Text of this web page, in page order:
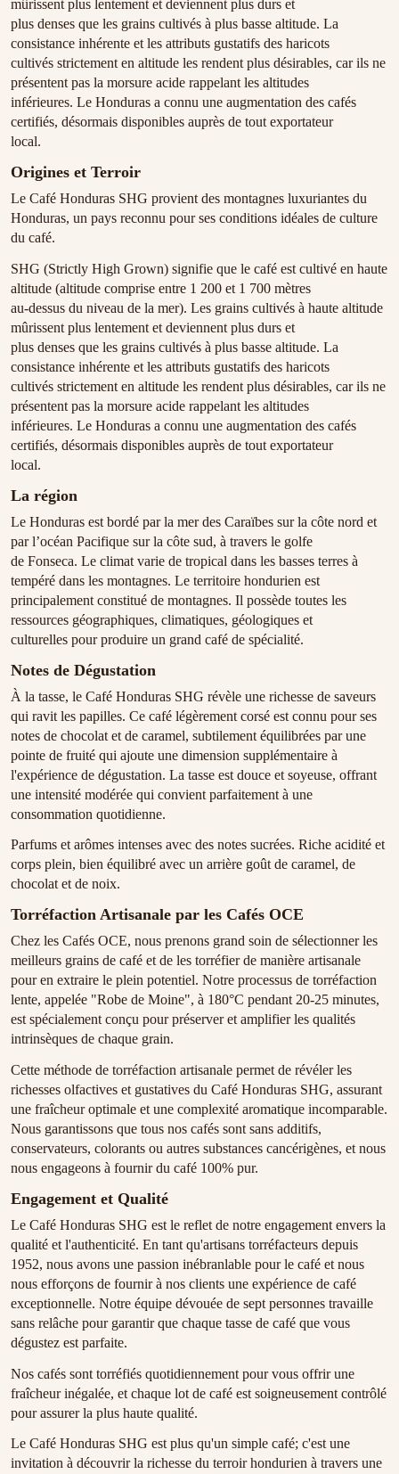
mûrissent plus lentement et deviennent plus durs et
plus denses que les grains cultivés à plus basse altitude. La
consistance inhérente et les attributs gustatifs des haricots
cultivés strictement en altitude les rendent plus désirables, car ils ne
présentent pas la morsure acide rappelant les altitudes
inférieures. Le Honduras a connu une augmentation des cafés
certifiés, désormais disponibles auprès de tout exportateur
local.
Origines et Terroir
Le Café Honduras SHG provient des montagnes luxuriantes du
Honduras, un pays reconnu pour ses conditions idéales de culture
du café.
SHG (Strictly High Grown) signifie que le café est cultivé en haute
altitude (altitude comprise entre 1 200 et 1 700 mètres
au-dessus du niveau de la mer). Les grains cultivés à haute altitude
mûrissent plus lentement et deviennent plus durs et
plus denses que les grains cultivés à plus basse altitude. La
consistance inhérente et les attributs gustatifs des haricots
cultivés strictement en altitude les rendent plus désirables, car ils ne
présentent pas la morsure acide rappelant les altitudes
inférieures. Le Honduras a connu une augmentation des cafés
certifiés, désormais disponibles auprès de tout exportateur
local.
La région
Le Honduras est bordé par la mer des Caraïbes sur la côte nord et
par l’océan Pacifique sur la côte sud, à travers le golfe
de Fonseca. Le climat varie de tropical dans les basses terres à
tempéré dans les montagnes. Le territoire hondurien est
principalement constitué de montagnes. Il possède toutes les
ressources géographiques, climatiques, géologiques et
culturelles pour produire un grand café de spécialité.
Notes de Dégustation
À la tasse, le Café Honduras SHG révèle une richesse de saveurs
qui ravit les papilles. Ce café légèrement corsé est connu pour ses
notes de chocolat et de caramel, subtilement équilibrées par une
pointe de fruité qui ajoute une dimension supplémentaire à
l'expérience de dégustation. La tasse est douce et soyeuse, offrant
une intensité modérée qui convient parfaitement à une
consommation quotidienne.
Parfums et arômes intenses avec des notes sucrées. Riche acidité et
corps plein, bien équilibré avec un arrière goût de caramel, de
chocolat et de noix.
Torréfaction Artisanale par les Cafés OCE
Chez les Cafés OCE, nous prenons grand soin de sélectionner les
meilleurs grains de café et de les torréfier de manière artisanale
pour en extraire le plein potentiel. Notre processus de torréfaction
lente, appelée "Robe de Moine", à 180°C pendant 20-25 minutes,
est spécialement conçu pour préserver et amplifier les qualités
intrinsèques de chaque grain.
Cette méthode de torréfaction artisanale permet de révéler les
richesses olfactives et gustatives du Café Honduras SHG, assurant
une fraîcheur optimale et une complexité aromatique incomparable.
Nous garantissons que tous nos cafés sont sans additifs,
conservateurs, colorants ou autres substances cancérigènes, et nous
nous engageons à fournir du café 100% pur.
Engagement et Qualité
Le Café Honduras SHG est le reflet de notre engagement envers la
qualité et l'authenticité. En tant qu'artisans torréfacteurs depuis
1952, nous avons une passion inébranlable pour le café et nous
nous efforçons de fournir à nos clients une expérience de café
exceptionnelle. Notre équipe dévouée de sept personnes travaille
sans relâche pour garantir que chaque tasse de café que vous
dégustez est parfaite.
Nos cafés sont torréfiés quotidiennement pour vous offrir une
fraîcheur inégalée, et chaque lot de café est soigneusement contrôlé
pour assurer la plus haute qualité.
Le Café Honduras SHG est plus qu'un simple café; c'est une
invitation à découvrir la richesse du terroir hondurien à travers une